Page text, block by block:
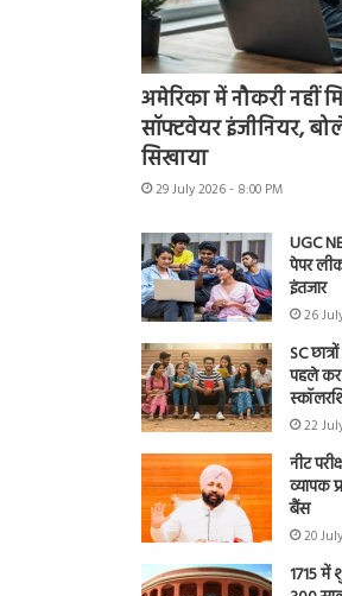
अमेरिका में नौकरी नहीं
सॉफ्टवेयर इंजीनियर,
सिखाया
29 July 2026 - 8:00 PM
UGC
पेपर
इंतजार
26
SC
पहले
22
नीट
व्यापक
बैंस
20
1715 में